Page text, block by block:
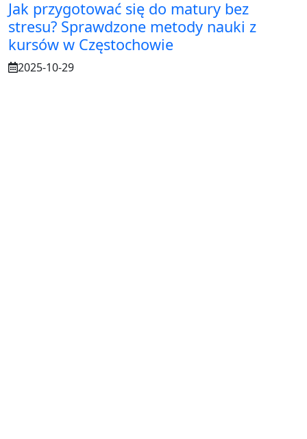
Jak przygotować się do matury bez
stresu? Sprawdzone metody nauki z
kursów w Częstochowie
2025-10-29